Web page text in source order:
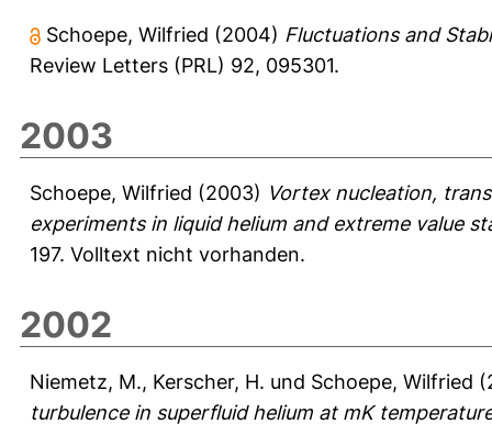
Schoepe, Wilfried (2004) Fluctuations and
Review Letters (PRL) 92, 095301.
2003
Schoepe, Wilfried (2003) Vortex nucleation,
experiments in liquid helium and extreme value
197. Volltext nicht vorhanden.
2002
Niemetz, M., Kerscher, H. und Schoepe, Wilfried
turbulence in superfluid helium at mK